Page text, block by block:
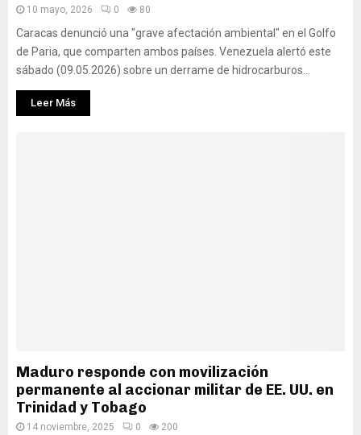
10 mayo, 2026 0 80
Caracas denunció una "grave afectación ambiental" en el Golfo
de Paria, que comparten ambos países. Venezuela alertó este
sábado (09.05.2026) sobre un derrame de hidrocarburos...
Leer Más
Maduro responde con movilización
permanente al accionar militar de EE. UU. en
Trinidad y Tobago
14 noviembre, 2025 0 200